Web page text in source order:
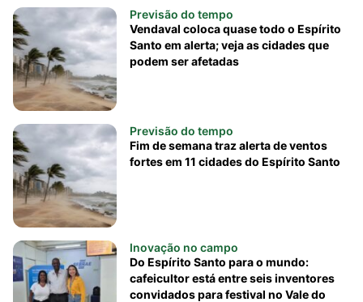
Previsão do tempo
Vendaval coloca quase todo o Espírito
Santo em alerta; veja as cidades que
podem ser afetadas
Previsão do tempo
Fim de semana traz alerta de ventos
fortes em 11 cidades do Espírito Santo
Inovação no campo
Do Espírito Santo para o mundo:
cafeicultor está entre seis inventores
convidados para festival no Vale do